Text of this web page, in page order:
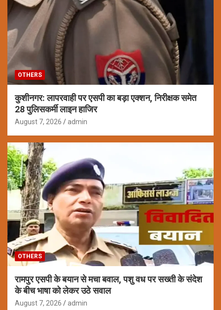
OTHERS
कुशीनगर: लापरवाही पर एसपी का बड़ा एक्शन, निरीक्षक समेत
28 पुलिसकर्मी लाइन हाजिर
August 7, 2026 admin
OTHERS
रामपुर एसपी के बयान से मचा बवाल, पशु वध पर सख्ती के संदेश
के बीच भाषा को लेकर उठे सवाल
August 7, 2026 admin